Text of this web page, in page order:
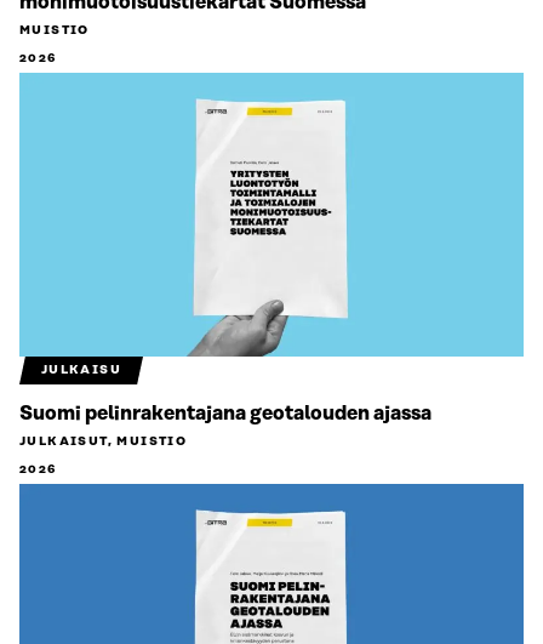
MUISTIO
2026
JULKAISU
Suomi pelinrakentajana geotalouden ajassa
JULKAISUT, MUISTIO
2026